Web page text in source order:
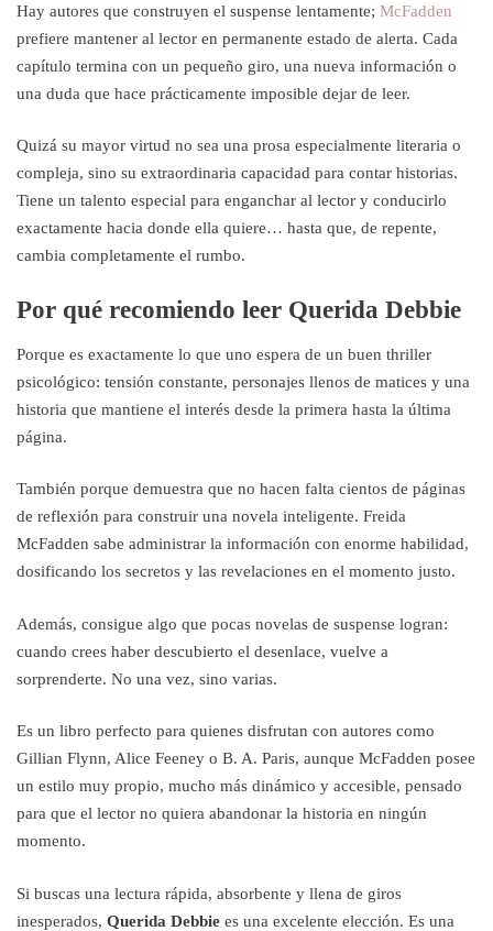
Hay autores que construyen el suspense lentamente; McFadden
prefiere mantener al lector en permanente estado de alerta. Cada
capítulo termina con un pequeño giro, una nueva información o
una duda que hace prácticamente imposible dejar de leer.
Quizá su mayor virtud no sea una prosa especialmente literaria o
compleja, sino su extraordinaria capacidad para contar historias.
Tiene un talento especial para enganchar al lector y conducirlo
exactamente hacia donde ella quiere… hasta que, de repente,
cambia completamente el rumbo.
Por qué recomiendo leer Querida Debbie
Porque es exactamente lo que uno espera de un buen thriller
psicológico: tensión constante, personajes llenos de matices y una
historia que mantiene el interés desde la primera hasta la última
página.
También porque demuestra que no hacen falta cientos de páginas
de reflexión para construir una novela inteligente. Freida
McFadden sabe administrar la información con enorme habilidad,
dosificando los secretos y las revelaciones en el momento justo.
Además, consigue algo que pocas novelas de suspense logran:
cuando crees haber descubierto el desenlace, vuelve a
sorprenderte. No una vez, sino varias.
Es un libro perfecto para quienes disfrutan con autores como
Gillian Flynn, Alice Feeney o B. A. Paris, aunque McFadden posee
un estilo muy propio, mucho más dinámico y accesible, pensado
para que el lector no quiera abandonar la historia en ningún
momento.
Si buscas una lectura rápida, absorbente y llena de giros
inesperados, Querida Debbie es una excelente elección. Es una